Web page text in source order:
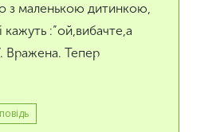
з маленькою дитинкою,
:”ой,вибачте,а
Вражена. Тепер